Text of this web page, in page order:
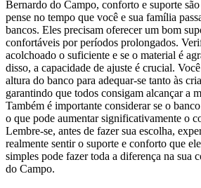
Bernardo do Campo, conforto e suporte
pense no tempo que você e sua família
bancos. Eles precisam oferecer um bom
confortáveis por períodos prolongados.
acolchoado o suficiente e se o material é
disso, a capacidade de ajuste é crucial.
altura do banco para adequar-se tanto às
garantindo que todos consigam alcançar a
Também é importante considerar se o
o que pode aumentar significativamente o
Lembre-se, antes de fazer sua escolha,
realmente sentir o suporte e conforto que
simples pode fazer toda a diferença na sua
do Campo.